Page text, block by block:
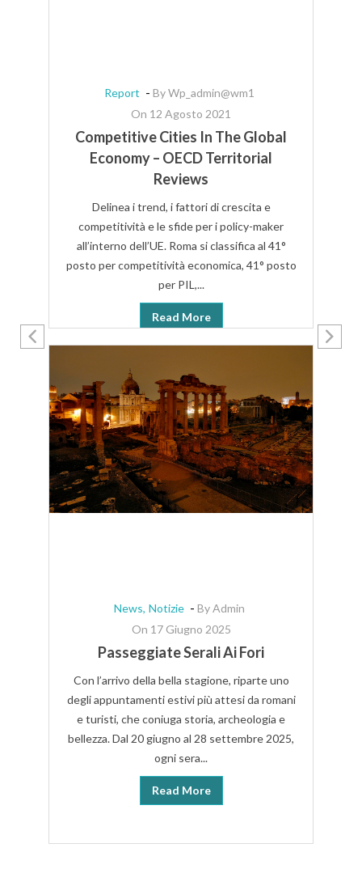
Report - By Wp_admin@wm1
On 12 Agosto 2021
Competitive Cities In The Global
Economy – OECD Territorial
Reviews
Delinea i trend, i fattori di crescita e
competitività e le sfide per i policy-maker
all’interno dell’UE. Roma si classifica al 41°
posto per competitività economica, 41° posto
per PIL,...
Read More
News, Notizie - By Admin
On 17 Giugno 2025
Passeggiate Serali Ai Fori
Con l’arrivo della bella stagione, riparte uno
degli appuntamenti estivi più attesi da romani
e turisti, che coniuga storia, archeologia e
bellezza. Dal 20 giugno al 28 settembre 2025,
ogni sera...
Read More